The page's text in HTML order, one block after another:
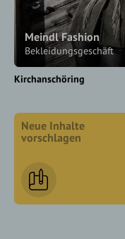
Meindl Fashion
Bekleidungsgeschäft
Kirchanschöring
Neue Inhalte
vorschlagen